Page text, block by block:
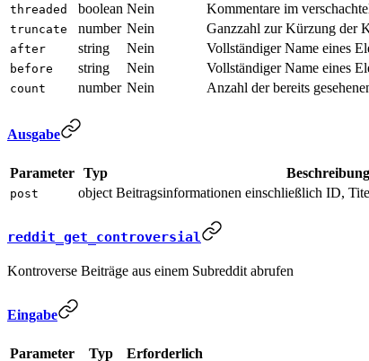
threaded boolean Nein Kommentare im
truncate number Nein Ganzzahl zur Kürzung der
after string Nein Vollständiger Name eines
before string Nein Vollständiger Name eines
count number Nein Anzahl der bereits
Ausgabe
Parameter Typ Beschreibung
post object Beitragsinformationen einschließlich ID,
reddit_get_controversial
Kontroverse Beiträge aus einem Subreddit abrufen
Eingabe
Parameter Typ Erforderlich